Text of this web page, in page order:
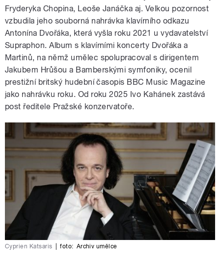
Fryderyka Chopina, Leoše Janáčka aj. Velkou pozornost
vzbudila jeho souborná nahrávka klavírního odkazu
Antonína Dvořáka, která vyšla roku 2021 u vydavatelství
Supraphon. Album s klavírními koncerty Dvořáka a
Martinů, na němž umělec spolupracoval s dirigentem
Jakubem Hrůšou a Bamberskými symfoniky, ocenil
prestižní britský hudební časopis BBC Music Magazine
jako nahrávku roku. Od roku 2025 Ivo Kahánek zastává
post ředitele Pražské konzervatoře.
Cyprien Katsaris foto: Archiv umělce